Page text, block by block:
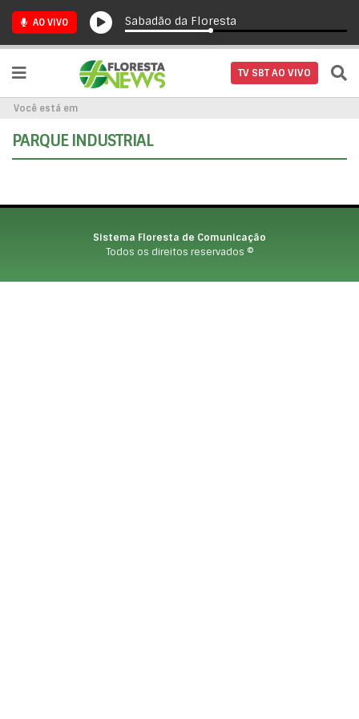
AO VIVO Sabadão da Floresta
TV SBT AO VIVO
Você está em
PARQUE INDUSTRIAL
Sistema Floresta de Comunicação
Todos os direitos reservados ©